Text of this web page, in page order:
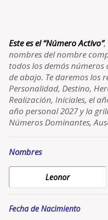
Este es el “Número Activo”
nombres del nombre
todos los demás
de abajo. Te daremos los
Personalidad, Destino,
Realización, Iniciales, el
año personal 2027 y la
Números Dominantes,
Nombres
Fecha de Nacimiento